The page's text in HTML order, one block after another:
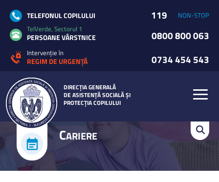
DIRECȚIA GENERALĂ
DE ASISTENȚĂ SOCIALĂ ȘI
PROTECȚIA COPILULUI
TELEFONUL COPILULUI 119
NON-STOP
TelVerde, Sectorul 1
PERSOANE VÂRSTNICE 0800 800 063
Intervenție în
REGIM DE URGENȚĂ 0734 454 543
CARIERE